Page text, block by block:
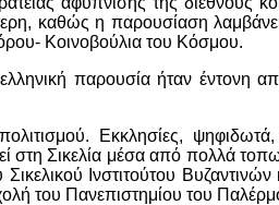
καθώς η παρουσίαση
Κοινοβούλια του Κόσμου.
παρουσία ήταν έντονη
Εκκλησίες, ψηφιδωτά,
στη Σικελία μέσα από πολλά
Ινστιτούτου
του Πανεπιστημίου του